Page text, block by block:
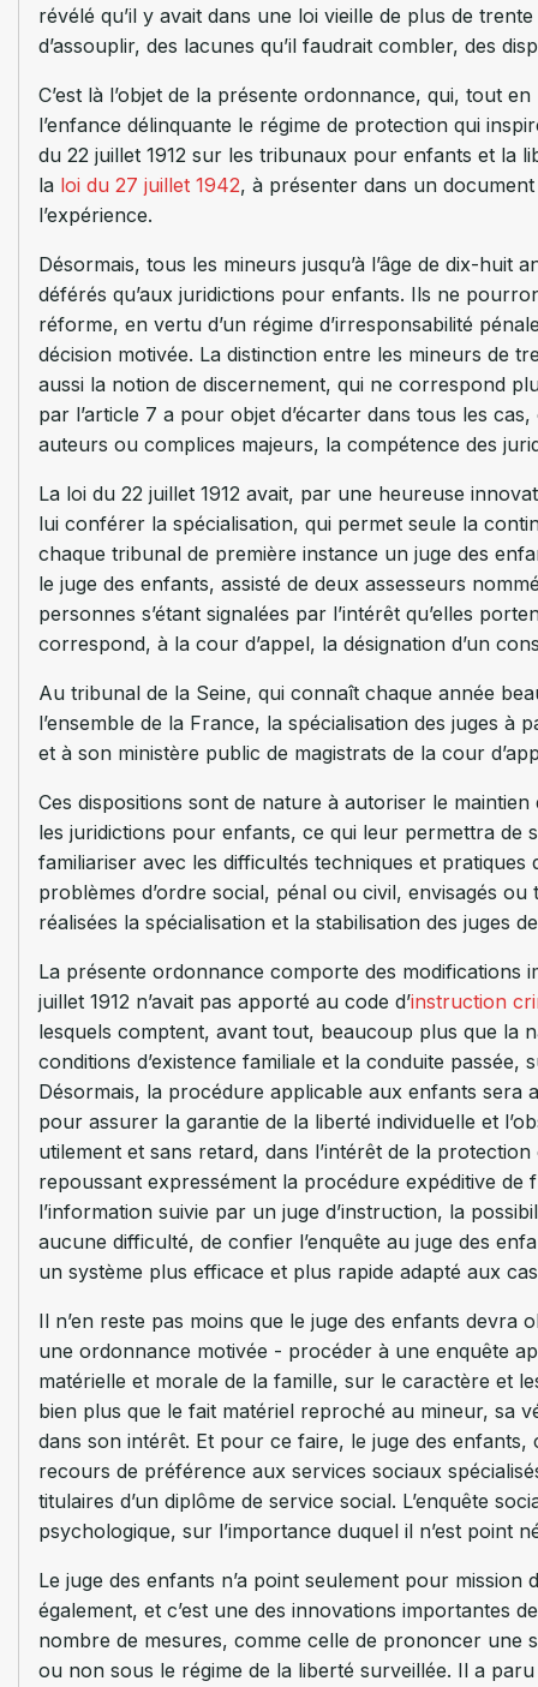
révélé qu’il y avait dans une loi vieille de plus de
d’assouplir, des lacunes qu’il faudrait combler, des
C’est là l’objet de la présente ordonnance, qui, tout
l’enfance délinquante le régime de protection qui
du 22 juillet 1912 sur les tribunaux pour enfants et la
la loi du 27 juillet 1942, à présenter dans un
l’expérience.
Désormais, tous les mineurs jusqu’à l’âge de dix-huit
déférés qu’aux juridictions pour enfants. Ils ne
réforme, en vertu d’un régime d’irresponsabilité
décision motivée. La distinction entre les mineurs de
aussi la notion de discernement, qui ne correspond
par l’article 7 a pour objet d’écarter dans tous les
auteurs ou complices majeurs, la compétence des
La loi du 22 juillet 1912 avait, par une heureuse
lui conférer la spécialisation, qui permet seule la
chaque tribunal de première instance un juge des
le juge des enfants, assisté de deux assesseurs
personnes s’étant signalées par l’intérêt qu’elles
correspond, à la cour d’appel, la désignation d’un
Au tribunal de la Seine, qui connaît chaque année
l’ensemble de la France, la spécialisation des juges
et à son ministère public de magistrats de la cour
Ces dispositions sont de nature à autoriser le
les juridictions pour enfants, ce qui leur permettra de
familiariser avec les difficultés techniques et
problèmes d’ordre social, pénal ou civil, envisagés
réalisées la spécialisation et la stabilisation des juges
La présente ordonnance comporte des modifications
juillet 1912 n’avait pas apporté au code d’instruction
lesquels comptent, avant tout, beaucoup plus que la
conditions d’existence familiale et la conduite
Désormais, la procédure applicable aux enfants sera
pour assurer la garantie de la liberté individuelle et
utilement et sans retard, dans l’intérêt de la
repoussant expressément la procédure expéditive
l’information suivie par un juge d’instruction, la
aucune difficulté, de confier l’enquête au juge des
un système plus efficace et plus rapide adapté aux
Il n’en reste pas moins que le juge des enfants
une ordonnance motivée - procéder à une enquête
matérielle et morale de la famille, sur le caractère et
bien plus que le fait matériel reproché au mineur, sa
dans son intérêt. Et pour ce faire, le juge des enfants,
recours de préférence aux services sociaux
titulaires d’un diplôme de service social. L’enquête
psychologique, sur l’importance duquel il n’est point
Le juge des enfants n’a point seulement pour
également, et c’est une des innovations importantes
nombre de mesures, comme celle de prononcer une
ou non sous le régime de la liberté surveillée. Il a